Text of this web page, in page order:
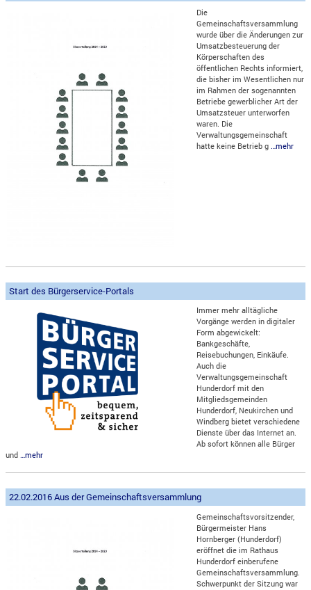
Die
Gemeinschaftsversammlung
wurde über die Änderungen zur
Umsatzbesteuerung der
Körperschaften des
öffentlichen Rechts informiert,
die bisher im Wesentlichen nur
im Rahmen der sogenannten
Betriebe gewerblicher Art der
Umsatzsteuer unterworfen
waren. Die
Verwaltungsgemeinschaft
hatte keine Betrieb g
…mehr
Start des Bürgerservice-Portals
Immer mehr alltägliche
Vorgänge werden in digitaler
Form abgewickelt:
Bankgeschäfte,
Reisebuchungen, Einkäufe.
Auch die
Verwaltungsgemeinschaft
Hunderdorf mit den
Mitgliedsgemeinden
Hunderdorf, Neukirchen und
Windberg bietet verschiedene
Dienste über das Internet an.
Ab sofort können alle Bürger
und…mehr
22.02.2016 Aus der Gemeinschaftsversammlung
Gemeinschaftsvorsitzender,
Bürgermeister Hans
Hornberger (Hunderdorf)
eröffnet die im Rathaus
Hunderdorf einberufene
Gemeinschaftsversammlung.
Schwerpunkt der Sitzung war